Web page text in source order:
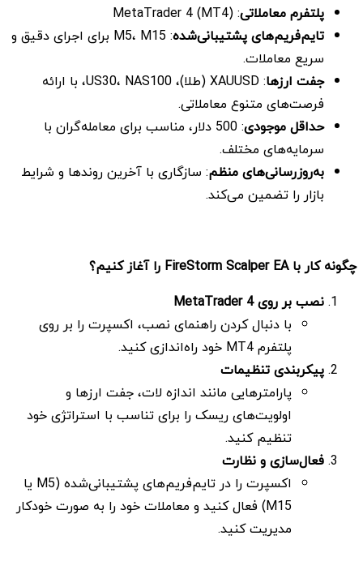
پلتفرم معاملاتی: MetaTrader 4 (MT4)
تایم‌فریم‌های پشتیبانی‌شده
: M5، M15 برای اجرای دقیق و
سریع معاملات.
جفت ارزها
: XAUUSD (طلا)، US30، NAS100، با ارائه
فرصت‌های متنوع معاملاتی.
حداقل موجودی
: 500 دلار، مناسب برای معامله‌گران با
سرمایه‌های مختلف.
به‌روزرسانی‌های منظم: سازگاری با آخرین روندها و شرایط
بازار را تضمین می‌کند.
چگونه کار باFireStorm Scalper EA
را آغاز کنیم؟
نصب بر رویMetaTrader 4
با دنبال کردن راهنمای نصب، اکسپرت را بر روی
پلتفرم MT4 خود راه‌اندازی کنید.
پیکربندی تنظیمات
پارامترهایی مانند اندازه لات، جفت ارزها و
اولویت‌های ریسک را برای تناسب با استراتژی خود
تنظیم کنید.
فعال‌سازی و نظارت
اکسپرت را در تایم‌فریم‌های پشتیبانی‌شده (M5 یا
M15) فعال کنید و معاملات خود را به صورت خودکار
مدیریت کنید.